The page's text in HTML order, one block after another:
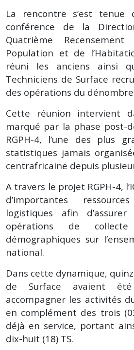
La rencontre s’est
conférence de la
Quatrième
Population et de
réuni les anciens ainsi
Techniciens de Surface
des opérations du
Cette réunion intervient
marqué par la phase post-
RGPH-4, l’une des plus
statistiques jamais
centrafricaine depuis
A travers le projet RGPH-4,
d’importantes
logistiques afin
opérations de
démographiques sur
national.
Dans cette dynamique,
de Surface avaient
accompagner les activités
en complément des trois
déjà en service, portant
dix-huit (18) TS.